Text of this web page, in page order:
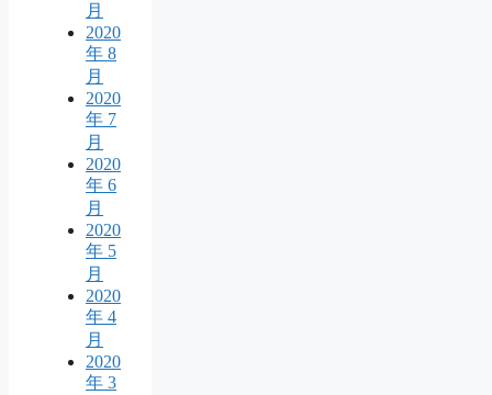
月
2020
年 8
月
2020
年 7
月
2020
年 6
月
2020
年 5
月
2020
年 4
月
2020
年 3